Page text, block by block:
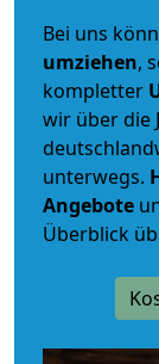
Bei uns
umziehen,
kompletter
wir über die
unterwegs.
Angebote
Überblick